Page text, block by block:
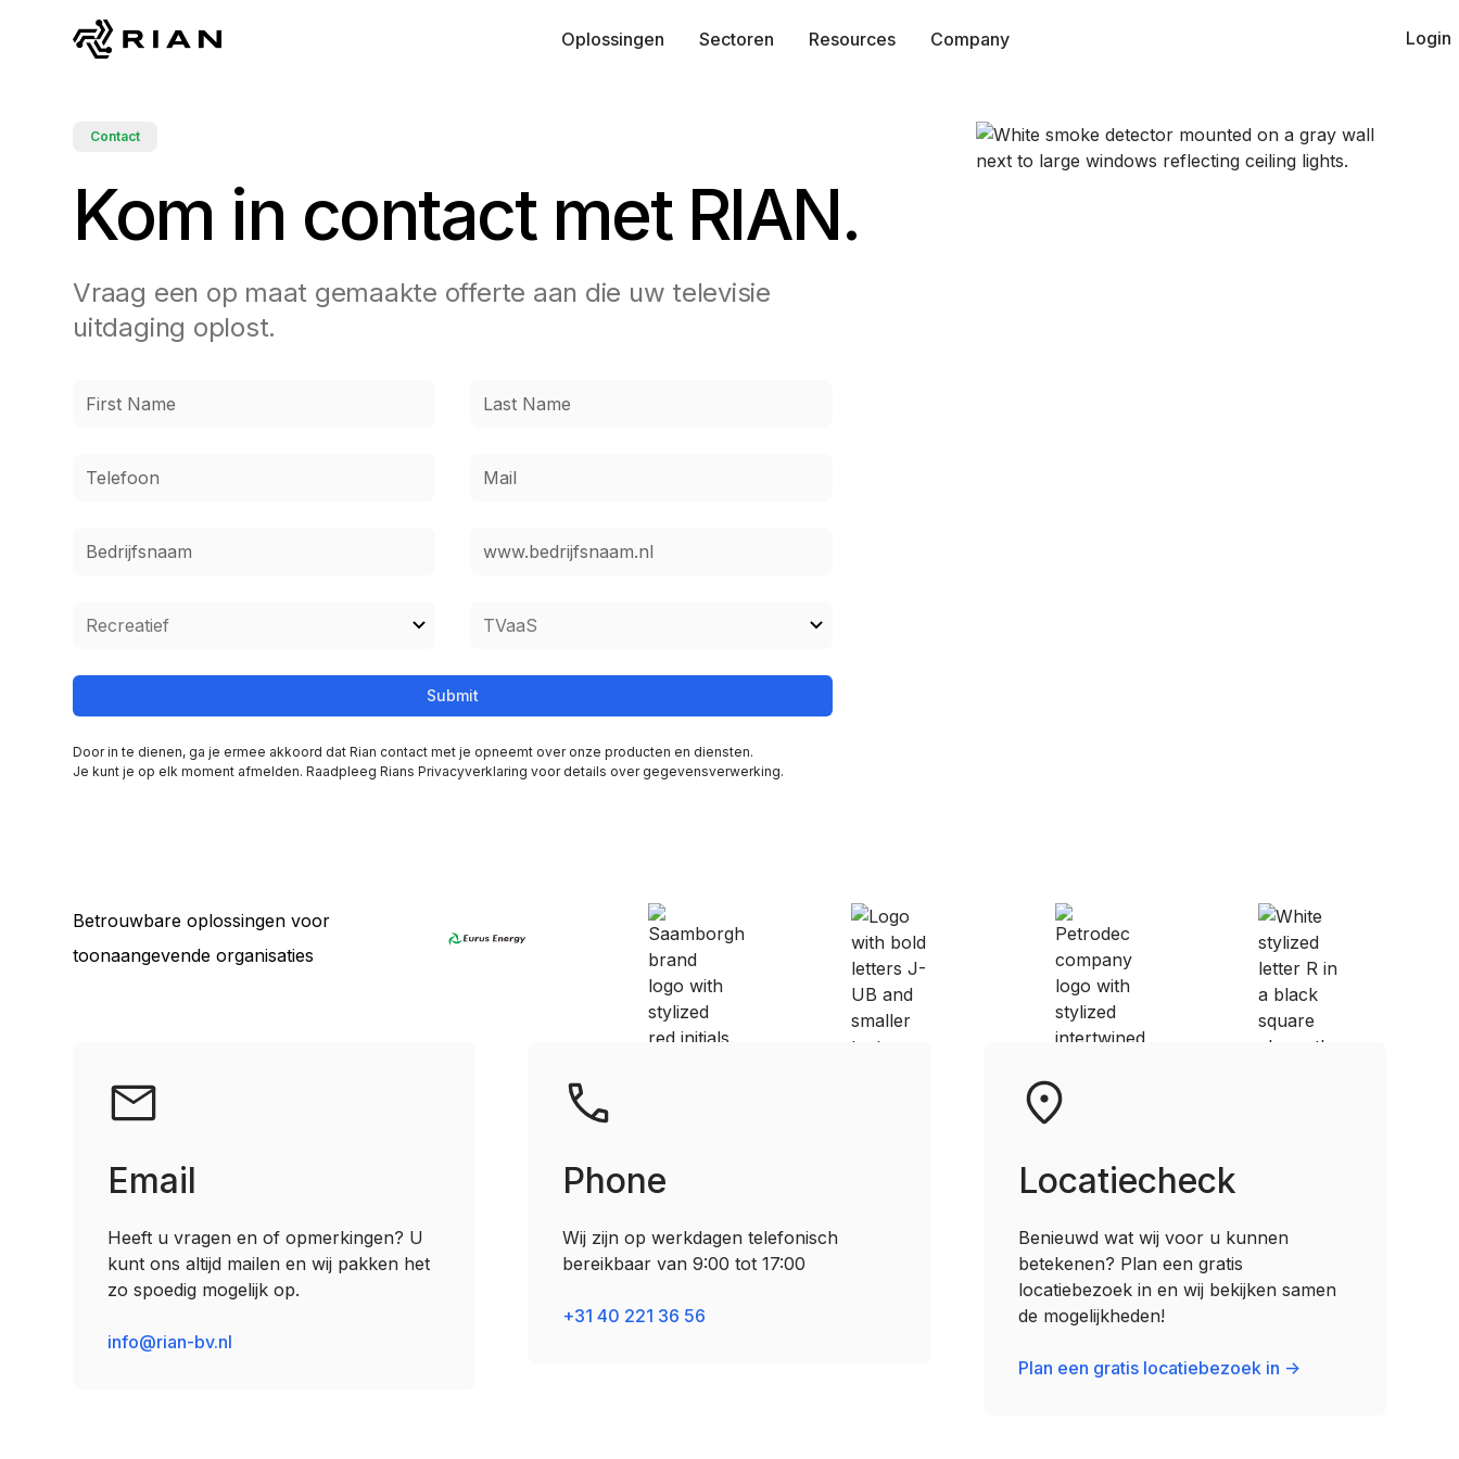
Oplossingen Sectoren Resources Company Login
Contact
Kom in contact met RIAN.
Vraag een op maat gemaakte offerte aan die uw televisie
uitdaging oplost.
Door in te dienen, ga je ermee akkoord dat Rian contact met je opneemt over onze producten en diensten.
Je kunt je op elk moment afmelden. Raadpleeg Rians Privacyverklaring voor details over gegevensverwerking.
Betrouwbare oplossingen voor
toonaangevende organisaties
Email
Heeft u vragen en of opmerkingen? U
kunt ons altijd mailen en wij pakken het
zo spoedig mogelijk op.
info@rian-bv.nl
Phone
Wij zijn op werkdagen telefonisch
bereikbaar van 9:00 tot 17:00
+31 40 221 36 56
Locatiecheck
Benieuwd wat wij voor u kunnen
betekenen? Plan een gratis
locatiebezoek in en wij bekijken samen
de mogelijkheden!
Plan een gratis locatiebezoek in ->